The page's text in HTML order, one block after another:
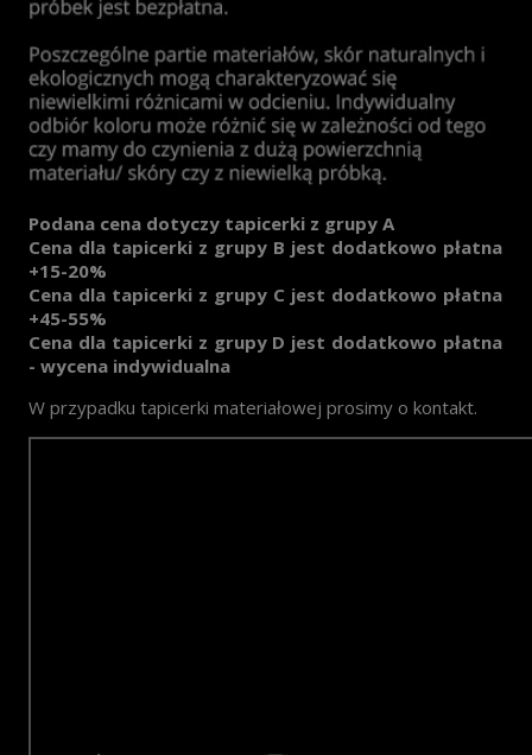
Podana cena dotyczy tapicerki z grupy A
Cena dla tapicerki z grupy B jest dodatkowo płatna
+15-20%
Cena dla tapicerki z grupy C jest dodatkowo płatna
+45-55%
Cena dla tapicerki z grupy D jest dodatkowo płatna
- wycena indywidualna
W przypadku tapicerki materiałowej prosimy o kontakt.